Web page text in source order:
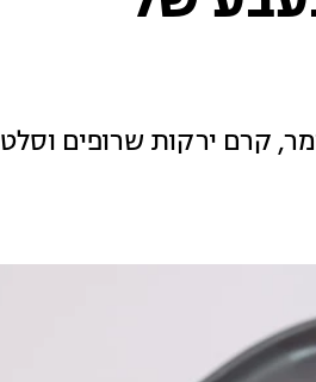
קרם ירקות שרופים וסלט